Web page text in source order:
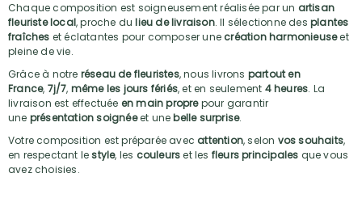
Chaque composition est soigneusement réalisée par un artisan
fleuriste local, proche dulieu de livraison. Il sélectionne desplantes
fraîches et éclatantes pour composer une création harmonieuseet
pleine de vie.
Grâce à notre réseau de fleuristes, nous livrons partout en
France, 7j/7, même les jours fériés, et en seulement 4 heures. La
livraison est effectuée en main proprepour garantir
une présentation soignéeet unebelle surprise.
Votre composition est préparée avec attention, selon vos souhaits,
en respectant lestyle, les couleurset les fleurs principales que vous
avez choisies.